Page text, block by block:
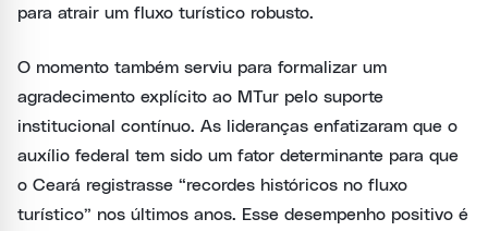
para atrair um fluxo turístico robusto.
O momento também serviu para formalizar um
agradecimento explícito ao MTur pelo suporte
institucional contínuo. As lideranças enfatizaram que o
auxílio federal tem sido um fator determinante para que
o Ceará registrasse “recordes históricos no fluxo
turístico” nos últimos anos. Esse desempenho positivo é